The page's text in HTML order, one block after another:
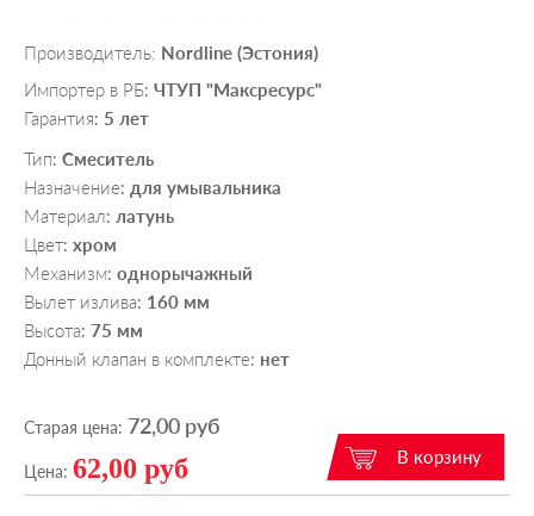
Производитель: Nordline (Эстония)
Импортер в РБ: ЧТУП "Максресурс"
Гарантия: 5 лет
Тип: Смеситель
Назначение: для умывальника
Материал: латунь
Цвет: хром
Механизм: однорычажный
Вылет излива: 160 мм
Высота: 75 мм
Донный клапан в комплекте: нет
Старая цена: 72,00 руб
Цена: 62,00 руб